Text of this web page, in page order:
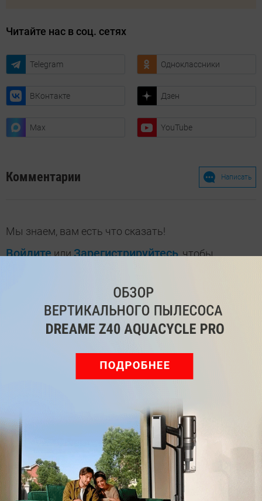
Читайте нас в соц. сетях
Telegram Одноклассники
ВКонтакте Дзен
Max YouTube
Комментарии Написать
Мы знаем, вам есть что сказать!
ВойдитеилиЗарегистрируйтесь, чтобы
Рекомендуем